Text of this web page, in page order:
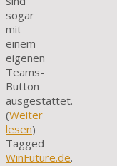
sogar
mit
einem
eigenen
Teams-
Button
ausgestattet.
(Weiter
lesen)
Tagged
WinFuture.de.